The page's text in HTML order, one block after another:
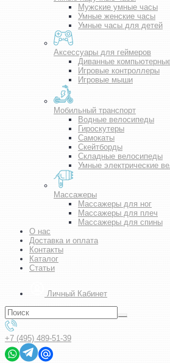
Мужские умные часы
Умные женские часы
Умные часы для детей
Аксессуары для геймеров
Диванные
Игровые контроллеры
Игровые мыши
Мобильный транспорт
Водные велосипеды
Гироскутеры
Самокаты
Скейтборды
Складные велосипеды
Умные электрические
Массажеры
Массажеры для ног
Массажеры для плеч
Массажеры для спины
О нас
Доставка и оплата
Контакты
Каталог
Статьи
Личный Кабинет
+7 (495) 489-51-39